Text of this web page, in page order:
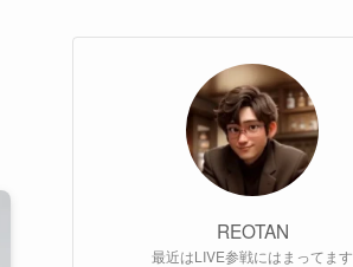
REOTAN
最近はLIVE参戦にはまってます